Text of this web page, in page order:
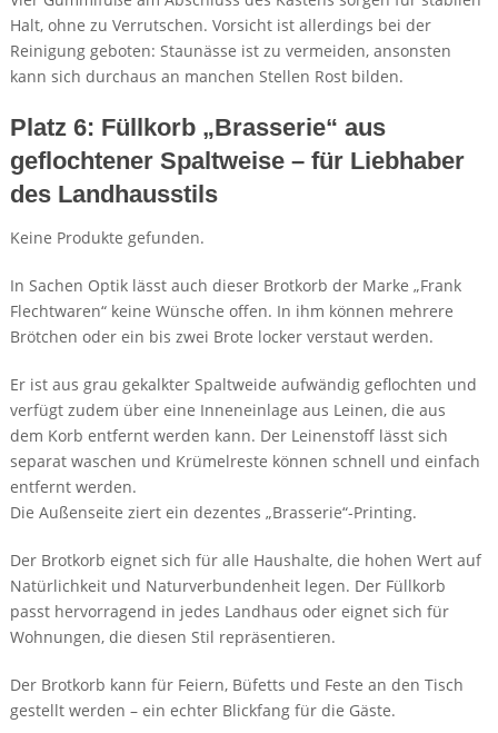
Halt, ohne zu Verrutschen. Vorsicht ist allerdings bei der
Reinigung geboten: Staunässe ist zu vermeiden, ansonsten
kann sich durchaus an manchen Stellen Rost bilden.
Platz 6: Füllkorb „Brasserie“ aus
geflochtener Spaltweise – für Liebhaber
des Landhausstils
Keine Produkte gefunden.
In Sachen Optik lässt auch dieser Brotkorb der Marke „Frank
Flechtwaren“ keine Wünsche offen. In ihm können mehrere
Brötchen oder ein bis zwei Brote locker verstaut werden.
Er ist aus grau gekalkter Spaltweide aufwändig geflochten und
verfügt zudem über eine Inneneinlage aus Leinen, die aus
dem Korb entfernt werden kann. Der Leinenstoff lässt sich
separat waschen und Krümelreste können schnell und einfach
entfernt werden.
Die Außenseite ziert ein dezentes „Brasserie“-Printing.
Der Brotkorb eignet sich für alle Haushalte, die hohen Wert auf
Natürlichkeit und Naturverbundenheit legen. Der Füllkorb
passt hervorragend in jedes Landhaus oder eignet sich für
Wohnungen, die diesen Stil repräsentieren.
Der Brotkorb kann für Feiern, Büfetts und Feste an den Tisch
gestellt werden – ein echter Blickfang für die Gäste.